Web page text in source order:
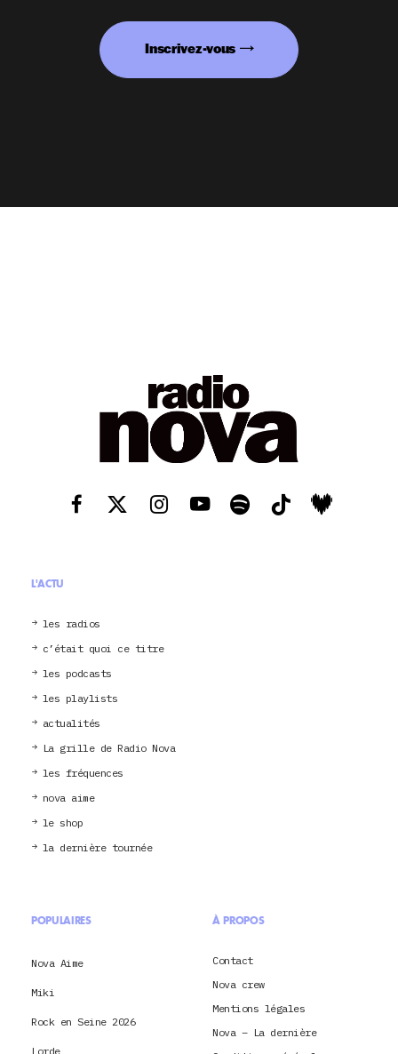
Inscrivez-vous
L'ACTU
les radios
c’était quoi ce titre
les podcasts
les playlists
actualités
La grille de Radio Nova
les fréquences
nova aime
le shop
la dernière tournée
POPULAIRES
Nova Aime
Miki
Rock en Seine 2026
Lorde
À PROPOS
Contact
Nova crew
Mentions légales
Nova – La dernière